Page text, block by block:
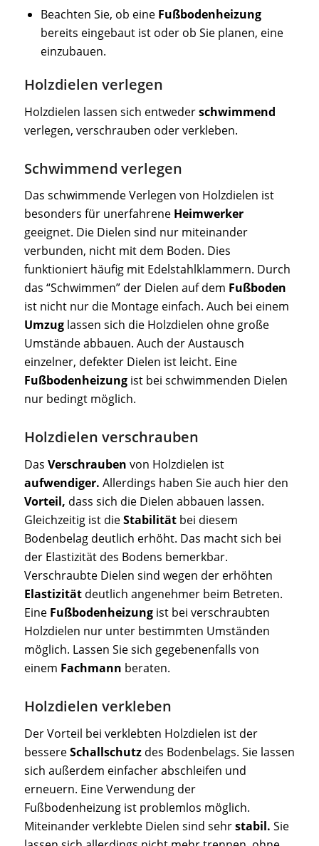
Beachten Sie, ob eine Fußbodenheizung
bereits eingebaut ist oder ob Sie planen, eine
einzubauen.
Holzdielen verlegen
Holzdielen lassen sich entwederschwimmend
verlegen, verschrauben oder verkleben.
Schwimmend verlegen
Das schwimmende Verlegen von Holzdielen ist
besonders für unerfahrene Heimwerker
geeignet. Die Dielen sind nur miteinander
verbunden, nicht mit dem Boden. Dies
funktioniert häufig mit Edelstahlklammern. Durch
das “Schwimmen” der Dielen auf dem Fußboden
ist nicht nur die Montage einfach. Auch bei einem
Umzuglassen sich die Holzdielen ohne große
Umstände abbauen. Auch der Austausch
einzelner, defekter Dielen ist leicht. Eine
Fußbodenheizungist bei schwimmenden Dielen
nur bedingt möglich.
Holzdielen verschrauben
Das Verschrauben von Holzdielen ist
aufwendiger. Allerdings haben Sie auch hier den
Vorteil, dass sich die Dielen abbauen lassen.
Gleichzeitig ist dieStabilitätbei diesem
Bodenbelag deutlich erhöht. Das macht sich bei
der Elastizität des Bodens bemerkbar.
Verschraubte Dielen sind wegen der erhöhten
Elastizitätdeutlich angenehmer beim Betreten.
Eine Fußbodenheizungist bei verschraubten
Holzdielen nur unter bestimmten Umständen
möglich. Lassen Sie sich gegebenenfalls von
einem Fachmann beraten.
Holzdielen verkleben
Der Vorteil bei verklebten Holzdielen ist der
bessereSchallschutzdes Bodenbelags. Sie lassen
sich außerdem einfacher abschleifen und
erneuern. Eine Verwendung der
Fußbodenheizung ist problemlos möglich.
Miteinander verklebte Dielen sind sehrstabil. Sie